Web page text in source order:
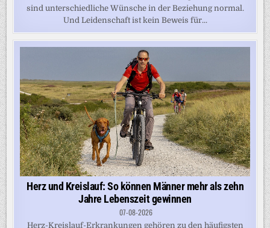
sind unterschiedliche Wünsche in der Beziehung normal.
Und Leidenschaft ist kein Beweis für...
Herz und Kreislauf: So können Männer mehr als zehn
Jahre Lebenszeit gewinnen
07-08-2026
Herz-Kreislauf-Erkrankungen gehören zu den häufigsten